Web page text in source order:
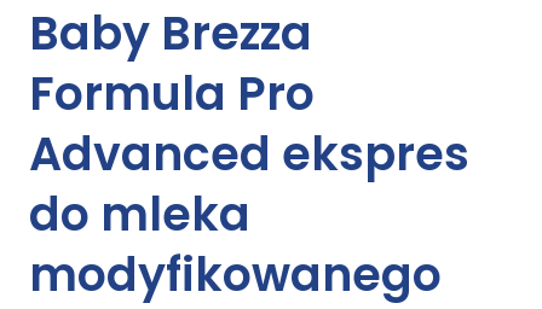
Baby Brezza
Formula Pro
Advanced ekspres
do mleka
modyfikowanego